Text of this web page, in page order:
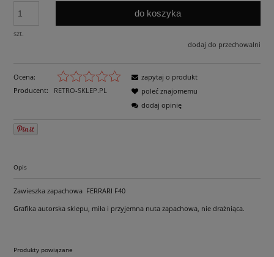
szt.
do koszyka
dodaj do przechowalni
Ocena:
Producent:
RETRO-SKLEP.PL
zapytaj o produkt
poleć znajomemu
dodaj opinię
Opis
Zawieszka zapachowa FERRARI F40
Grafika autorska sklepu, miła i przyjemna nuta zapachowa, nie drażniąca.
Produkty powiązane